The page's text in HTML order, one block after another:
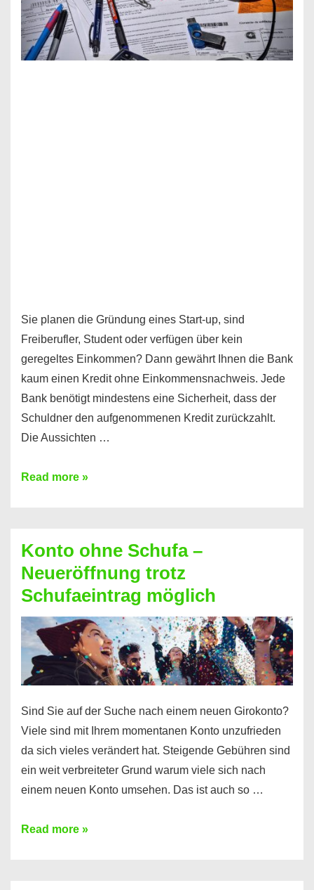
Sie planen die Gründung eines Start-up, sind
Freiberufler, Student oder verfügen über kein
geregeltes Einkommen? Dann gewährt Ihnen die Bank
kaum einen Kredit ohne Einkommensnachweis. Jede
Bank benötigt mindestens eine Sicherheit, dass der
Schuldner den aufgenommenen Kredit zurückzahlt.
Die Aussichten …
Mit
Sie
einen
Kredit
ohne
Einkommensnachweis
Read more »
Konto ohne Schufa –
Neueröffnung trotz
Schufaeintrag möglich
Sind Sie auf der Suche nach einem neuen Girokonto?
Viele sind mit Ihrem momentanen Konto unzufrieden
da sich vieles verändert hat. Steigende Gebühren sind
ein weit verbreiteter Grund warum viele sich nach
einem neuen Konto umsehen. Das ist auch so …
Konto
Read more »